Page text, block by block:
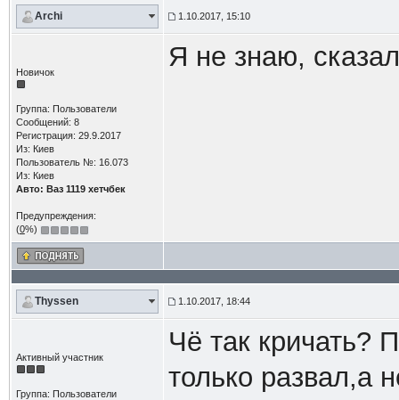
Archi 1.10.2017, 15:10
Новичок
Группа: Пользователи
Сообщений: 8
Регистрация: 29.9.2017
Из: Киев
Пользователь №: 16.073
Из: Киев
Авто: Ваз 1119 хетчбек
Предупреждения:
(0%)
Я не знаю,
Thyssen 1.10.2017, 18:44
Активный участник
Группа: Пользователи
Чё так кричать?
только развал,а